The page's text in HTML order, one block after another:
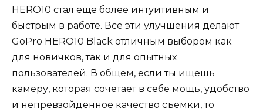
HERO10 стал ещё более интуитивным и
быстрым в работе. Все эти улучшения делают
GoPro HERO10 Black отличным выбором как
для новичков, так и для опытных
пользователей. В общем, если ты ищешь
камеру, которая сочетает в себе мощь, удобство
и непревзойдённое качество съёмки, то